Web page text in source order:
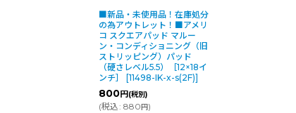
ディ
■新品・未使用品！在庫処分
の為アウトレット！■アメリ
コ スクエアパッド マルー
ン・コンディショニング（旧
ストリッピング）パッド
（硬さレベル5.5）［12×18イ
ンチ］
[11498-IK-x-s(2F)]
800円 (税別)
(税込: 880 円)